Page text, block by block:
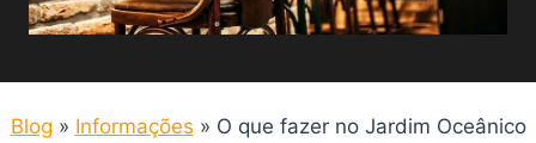
Blog » Informações » O que fazer no Jardim Oceânico